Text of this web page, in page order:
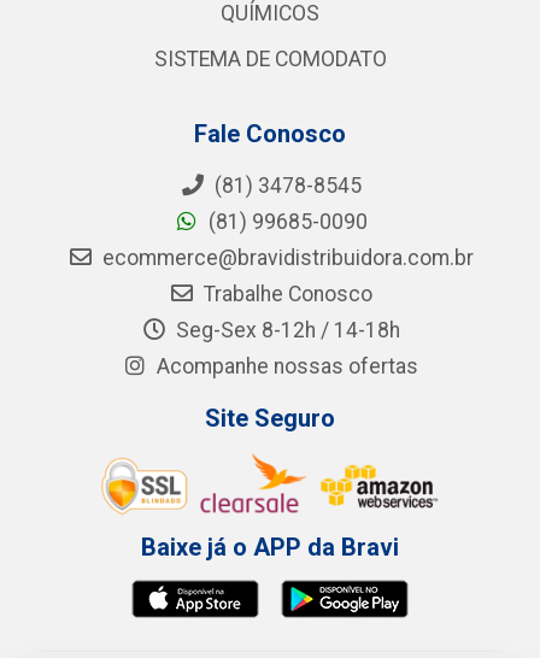
QUÍMICOS
SISTEMA DE COMODATO
Fale Conosco
(81) 3478-8545
(81) 99685-0090
ecommerce@bravidistribuidora.com.br
Trabalhe Conosco
Seg-Sex 8-12h / 14-18h
Acompanhe nossas ofertas
Site Seguro
Baixe já o APP da Bravi